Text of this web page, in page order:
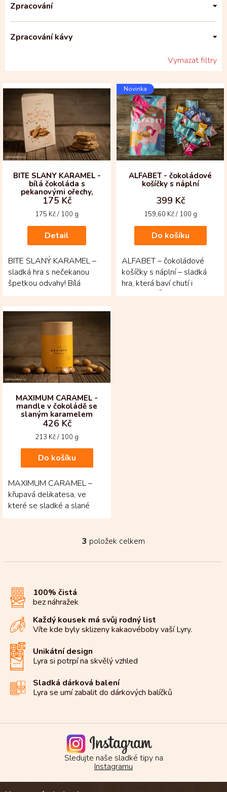
Zpracování
Zpracování kávy
Vymazat filtry
V
s
p
r
o
BITE SLANÝ KARAMEL -
bílá čokoláda s
pekanovými ořechy,
pohankou a slaným
175 Kč
Měrná
175 Kč / 100 g
Detail
BITE SLANÝ KARAMEL –
sladká hra s nečekanou
špetkou odvahy! Bílá
čokoláda z kakaového
másla pocházejícího z
Kolumbie...
Novinka
ALFABET - čokoládové
košíčky s náplní
399 Kč
Měrná
159,60 Kč / 100 g
Do košíku
ALFABET – čokoládové
košíčky s náplní – sladká
hra, která baví chutí i
nápadem! Čokoládové
MAXIMUM CARAMEL -
mandle v čokoládě se
slaným karamelem
426 Kč
Měrná
213 Kč / 100 g
Do košíku
MAXIMUM CARAMEL –
křupavá delikatesa, ve
které se sladké a slané
potkává v dokonale
O
l
p
r
y
ý
p
3 položek celkem
100% čistá
bez náhražek
Každý kousek má svůj rodný list
Víte kde byly sklizeny kakaovéboby vaší Lyry.
Unikátní design
Lyra si potrpí na skvělý vzhled
Sladká dárková balení
Lyra se umí zabalit do dárkových balíčků
Sledujte naše sladké tipy na
Instagramu